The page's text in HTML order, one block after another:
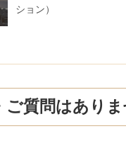
ション）
ご質問はありま